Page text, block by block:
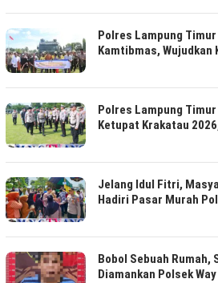
Polres Lampung
Kamtibmas, Wujudkan
Polres Lampung
Ketupat Krakatau
Jelang Idul Fitri,
Hadiri Pasar Murah
Bobol Sebuah Rumah,
Diamankan Polsek